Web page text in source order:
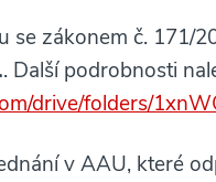
se zákonem č. 171/
. Další podrobnosti
drive/folders/
v AAU, které